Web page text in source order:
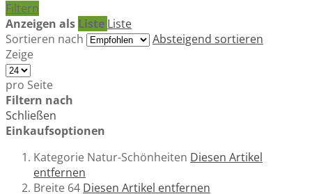
Filtern
Anzeigen als Liste Liste
Sortieren nach
Absteigend sortieren
Zeige
pro Seite
Filtern nach
Schließen
Einkaufsoptionen
Kategorie Natur-Schönheiten Diesen Artikel
entfernen
Breite 64 Diesen Artikel entfernen